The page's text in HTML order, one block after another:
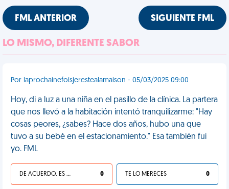
FML ANTERIOR SIGUIENTE FML
LO MISMO, DIFERENTE SABOR
Por laprochainefoisjerestealamaison - 05/03/2025 09:00
Hoy, di a luz a una niña en el pasillo de la clínica. La partera
que nos llevó a la habitación intentó tranquilizarme: "Hay
cosas peores, ¿sabes? Hace dos años, hubo una que
tuvo a su bebé en el estacionamiento." Esa también fui
yo. FML
DE ACUERDO, ES UNA VIDA HP 0 TE LO MERECES 0